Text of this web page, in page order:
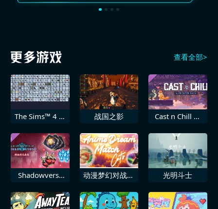
查看全部>
The Sims™ 4 自
战国之影
Cast n Chill 支
Shadowverse
牌组补充套装
动漫梦幻对战猫
光明斗士